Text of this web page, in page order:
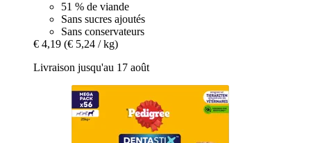
51 % de viande
Sans sucres ajoutés
Sans conservateurs
€ 4,19 (€ 5,24 / kg)
Livraison jusqu'au 17 août